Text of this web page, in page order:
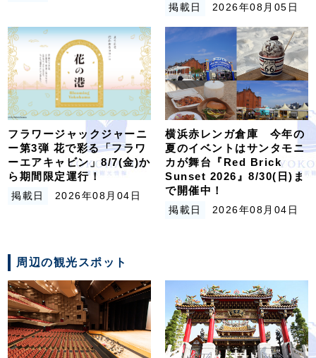
掲載日 2026年08月05日
フラワージャックジャーニ
ー第3弾 花で彩る「フラワ
ーエアキャビン」8/7(金)か
ら期間限定運行！
掲載日 2026年08月04日
横浜赤レンガ倉庫 今年の
夏のイベントはサンタモニ
カが舞台『Red Brick
Sunset 2026』8/30(日)ま
で開催中！
掲載日 2026年08月04日
周辺の観光スポット